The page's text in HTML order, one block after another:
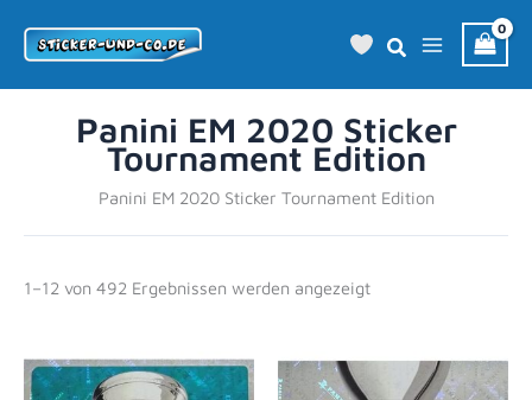
Inhalt
Panini EM 2020 Sticker
Tournament Edition
Panini EM 2020 Sticker Tournament Edition
1–12 von 492 Ergebnissen werden angezeigt